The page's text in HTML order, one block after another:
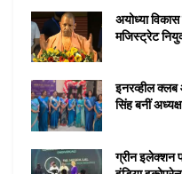
अयोध्या
मजिस्ट्रेट
इनरव्हील क्लब
सिंह बनीं अध्यक्ष
ग्रीन इलेक्शन